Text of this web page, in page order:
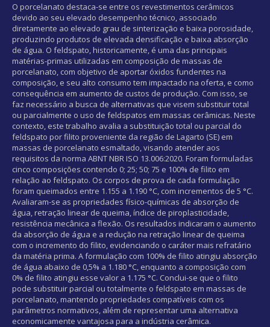
O porcelanato destaca-se entre os revestimentos cerâmicos
devido ao seu elevado desempenho técnico, associado
diretamente ao elevado grau de sinterização e baixa porosidade,
produzindo produtos de elevada densificação e baixa absorção
de água. O feldspato, historicamente, é uma das principais
matérias-primas utilizadas em composição de massas de
porcelanato, com objetivo de aportar óxidos fundentes na
composição, e seu alto consumo tem impactado na oferta, e como
consequência em aumento de custos de produção. Com isso, se
faz necessário a busca de alternativas que visem substituir total
ou parcialmente o uso de feldspatos em massas cerâmicas. Neste
contexto, este trabalho avalia a substituição total ou parcial do
feldspato por filito proveniente da região de Lagarto (SE) em
massas de porcelanato esmaltado, visando atender aos
requisitos da norma ABNT NBR ISO 13.006:2020. Foram formuladas
cinco composições contendo 0; 25; 50; 75 e 100% de filito em
relação ao feldspato. Os corpos de prova de cada formulação
foram queimados entre 1.155 a 1.190 °C, com incrementos de 5 °C.
Avaliaram-se as propriedades físico-químicas de absorção de
água, retração linear de queima, índice de piroplasticidade,
resistência mecânica a flexão. Os resultados indicaram o aumento
da absorção de água e a redução na retração linear de queima
com o incremento do filito, evidenciando o caráter mais refratário
da matéria prima. A formulação com 100% de filito atingiu absorção
de água abaixo de 0,5% a 1.180 °C, enquanto a composição com
0% de filito atingiu esse valor a 1.175 °C. Conclui-se que o filito
pode substituir parcial ou totalmente o feldspato em massas de
porcelanato, mantendo propriedades compatíveis com os
parâmetros normativos, além de representar uma alternativa
economicamente vantajosa para a indústria cerâmica.